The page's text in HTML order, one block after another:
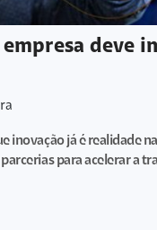
empresa deve
inovação já é realidade
para acelerar a